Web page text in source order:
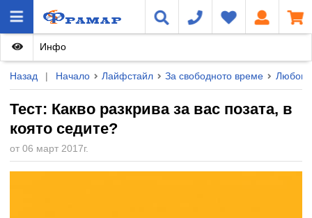
Назад | Начало Лайфстайл За свободното време
Тест: Какво разкрива за вас позата, в
която седите?
от 06 март 2017г.
Инфо